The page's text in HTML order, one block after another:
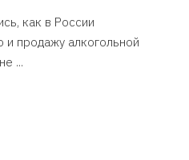
как в России
и продажу алкогольной
...